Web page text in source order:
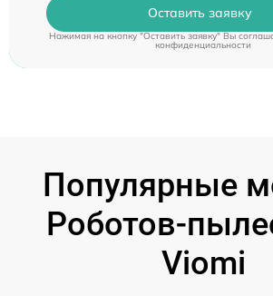
Оставить заявку
Нажимая на кнопку "Оставить заявку" Вы
конфиденциальности
Популярные
Роботов-
Viomi